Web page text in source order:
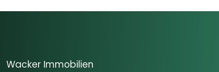
Wacker Immobilien